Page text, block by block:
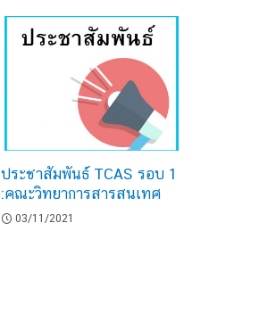
ประชาสัมพันธ์ TCAS รอบ 1
:คณะวิทยาการสารสนเทศ
03/11/2021